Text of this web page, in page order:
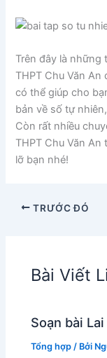
Trên đây là những
THPT Chu Văn
có thể giúp cho
bản về số tự
Còn rất nhiều
THPT Chu Văn
lỡ bạn nhé!
TRƯỚC ĐÓ
Bài Viết
Soạn bài Lai
Tổng hợp / Bởi